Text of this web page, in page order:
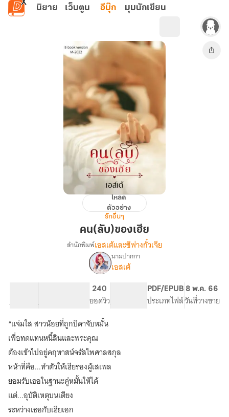
ข้ามไปยังเนื้อหาหลัก
นิยาย เว็บตูน อีบุ๊ก มุมนักเขียน
คน(ลับ)ของ
โหลด
ตัวอย่าง
รักอื่นๆ
คน(ลับ)ของเฮีย
เรื่อง
คน(ลับ)
เฮีย(มีEbook)
สำนักพิมพ์เอสเต้และซีฟางกั๋วเจีย
นามปากกา
เอสเต้
จำนวนคำ จำนวนหน้า (A5)
240
ยอดวิวระดับเนื้อหา
PDF/EPUB
ประเภทไฟล์
8 พ.ค. 66
วันที่วางขาย
“แจ่มใส สาวน้อยที่ถูกบิดาจับหมั้น
เพื่อทดแทนหนี้สินและพระคุณ
ต้องเข้าไปอยู่คฤหาสน์จรัสไพศาลสกุล
หน้าที่คือ...ทำตัวให้เฮียรองผู้เสเพล
ยอมรับเธอในฐานะคู่หมั้นให้ได้
แต่...อุบัติเหตุบนเตียง
ระหว่างเธอกับเฮียเอก